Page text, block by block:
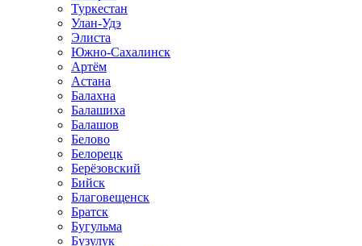
Туркестан
Улан-Удэ
Элиста
Южно-Сахалинск
Артём
Астана
Балахна
Балашиха
Балашов
Белово
Белорецк
Берёзовский
Бийск
Благовещенск
Братск
Бугульма
Бузулук